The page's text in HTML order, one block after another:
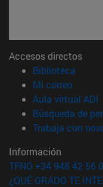
Accesos directos
Biblioteca
Mi correo(abre
Aula virtual ADI
Búsqueda de
Trabaja con
Información
TFNO +34 948 42 56
¿QUÉ GRADO TE